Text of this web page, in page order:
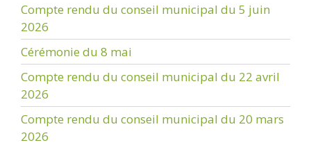
Compte rendu du conseil municipal du 5 juin
2026
Cérémonie du 8 mai
Compte rendu du conseil municipal du 22 avril
2026
Compte rendu du conseil municipal du 20 mars
2026